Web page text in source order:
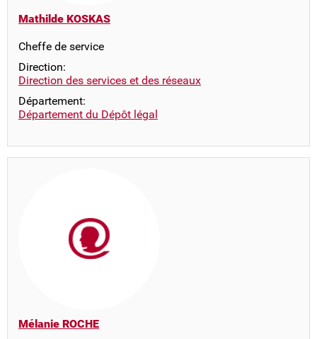
Mathilde KOSKAS
Cheffe de service
Direction:
Direction des services et des réseaux
Département:
Département du Dépôt légal
Mélanie ROCHE